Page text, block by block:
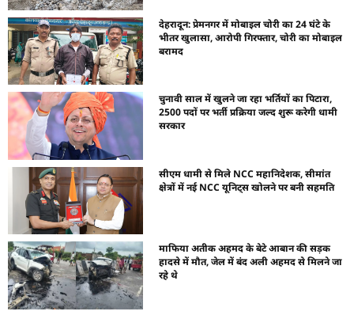
देहरादून: प्रेमनगर में मोबाइल चोरी का 24 घंटे के
भीतर खुलासा, आरोपी गिरफ्तार, चोरी का मोबाइल
बरामद
चुनावी साल में खुलने जा रहा भर्तियों का पिटारा,
2500 पदों पर भर्ती प्रक्रिया जल्द शुरू करेगी धामी
सरकार
सीएम धामी से मिले NCC महानिदेशक, सीमांत
क्षेत्रों में नई NCC यूनिट्स खोलने पर बनी सहमति
माफिया अतीक अहमद के बेटे आबान की सड़क
हादसे में मौत, जेल में बंद अली अहमद से मिलने जा
रहे थे